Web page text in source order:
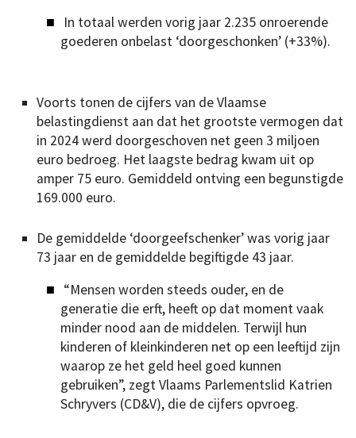
In totaal werden vorig jaar 2.235 onroerende
goederen onbelast ‘doorgeschonken’ (+33%).
Voorts tonen de cijfers van de Vlaamse
belastingdienst aan dat het grootste vermogen dat
in 2024 werd doorgeschoven net geen 3 miljoen
euro bedroeg. Het laagste bedrag kwam uit op
amper 75 euro. Gemiddeld ontving een begunstigde
169.000 euro.
De gemiddelde ‘doorgeefschenker’ was vorig jaar
73 jaar en de gemiddelde begiftigde 43 jaar.
“Mensen worden steeds ouder, en de
generatie die erft, heeft op dat moment vaak
minder nood aan de middelen. Terwijl hun
kinderen of kleinkinderen net op een leeftijd zijn
waarop ze het geld heel goed kunnen
gebruiken”, zegt Vlaams Parlementslid Katrien
Schryvers (CD&V), die de cijfers opvroeg.